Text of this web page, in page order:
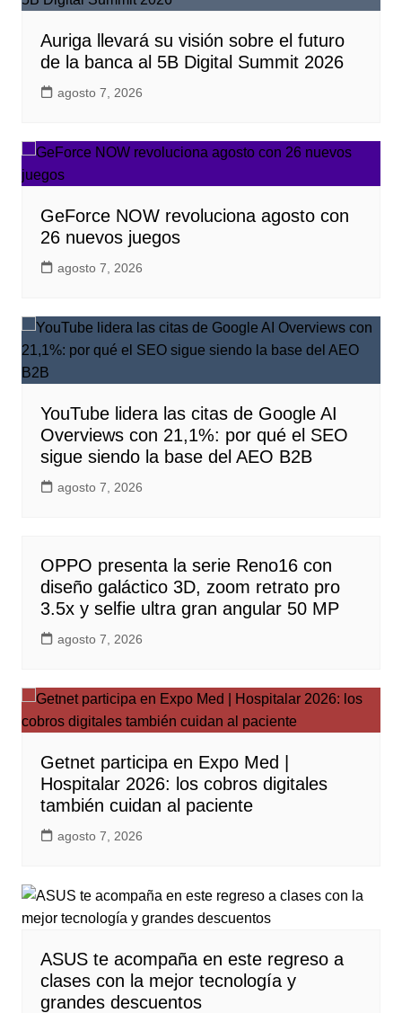
Auriga llevará su visión sobre el futuro
de la banca al 5B Digital Summit 2026
agosto 7, 2026
GeForce NOW revoluciona agosto con
26 nuevos juegos
agosto 7, 2026
YouTube lidera las citas de Google AI
Overviews con 21,1%: por qué el SEO
sigue siendo la base del AEO B2B
agosto 7, 2026
OPPO presenta la serie Reno16 con
diseño galáctico 3D, zoom retrato pro
3.5x y selfie ultra gran angular 50 MP
agosto 7, 2026
Getnet participa en Expo Med |
Hospitalar 2026: los cobros digitales
también cuidan al paciente
agosto 7, 2026
ASUS te acompaña en este regreso a
clases con la mejor tecnología y
grandes descuentos